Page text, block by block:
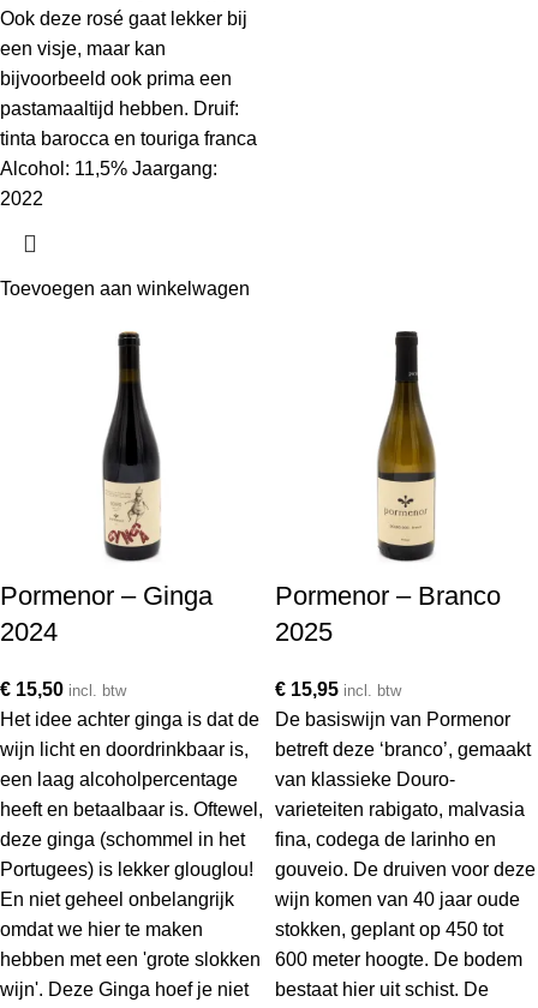
Ook deze rosé gaat lekker bij
een visje, maar kan
bijvoorbeeld ook prima een
pastamaaltijd hebben. Druif:
tinta barocca en touriga franca
Alcohol: 11,5% Jaargang:
2022
Toevoegen aan winkelwagen
Pormenor – Ginga
2024
€ 15,50 incl. btw
Het idee achter ginga is dat de
wijn licht en doordrinkbaar is,
een laag alcoholpercentage
heeft en betaalbaar is. Oftewel,
deze ginga (schommel in het
Portugees) is lekker glouglou!
En niet geheel onbelangrijk
omdat we hier te maken
hebben met een 'grote slokken
wijn'. Deze Ginga hoef je niet
Pormenor – Branco
2025
€ 15,95 incl. btw
De basiswijn van Pormenor
betreft deze ‘branco’, gemaakt
van klassieke Douro-
varieteiten rabigato, malvasia
fina, codega de larinho en
gouveio. De druiven voor deze
wijn komen van 40 jaar oude
stokken, geplant op 450 tot
600 meter hoogte. De bodem
bestaat hier uit schist. De